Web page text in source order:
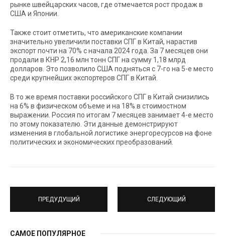
рынке швейцарских часов, где отмечается рост продаж в
США и Японии.
Также стоит отметить, что американские компании
значительно увеличили поставки СПГ в Китай, нарастив
экспорт почти на 70% с начала 2024 года. За 7 месяцев они
продали в КНР 2,16 млн тонн СПГ на сумму 1,18 млрд
долларов. Это позволило США подняться с 7-го на 5-е место
среди крупнейших экспортеров СПГ в Китай.
В то же время поставки российского СПГ в Китай снизились
на 6% в физическом объеме и на 18% в стоимостном
выражении. Россия по итогам 7 месяцев занимает 4-е место
по этому показателю. Эти данные демонстрируют
изменения в глобальной логистике энергоресурсов на фоне
политических и экономических преобразований.
ПРЕДУДУЩИЙ СЛЕДУЮЩИЙ
САМОЕ ПОПУЛЯРНОЕ